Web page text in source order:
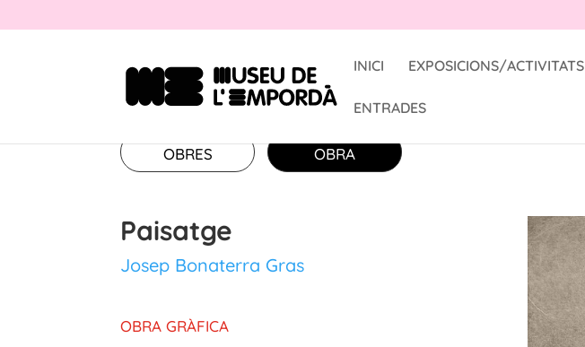
INICI EXPOSICIONS/ACTIVITATS
ENTRADES
OBRES OBRA
Paisatge
Josep Bonaterra Gras
OBRA GRÀFICA